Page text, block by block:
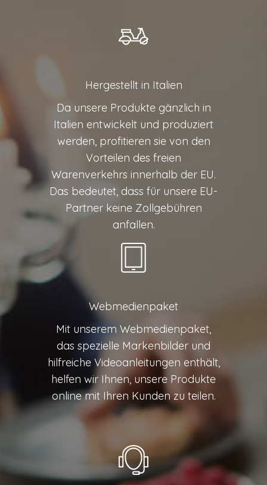
Hergestellt in Italien
Da unsere Produkte gänzlich in
Italien entwickelt und produziert
werden, profitieren sie von den
Vorteilen des freien
Warenverkehrs innerhalb der EU.
Das bedeutet, dass für unsere EU-
Partner keine Zollgebühren
anfallen.
Webmedienpaket
Mit unserem Webmedienpaket,
das spezielle Markenbilder und
hilfreiche Videoanleitungen enthält,
helfen wir Ihnen, unsere Produkte
online mit Ihren Kunden zu teilen.